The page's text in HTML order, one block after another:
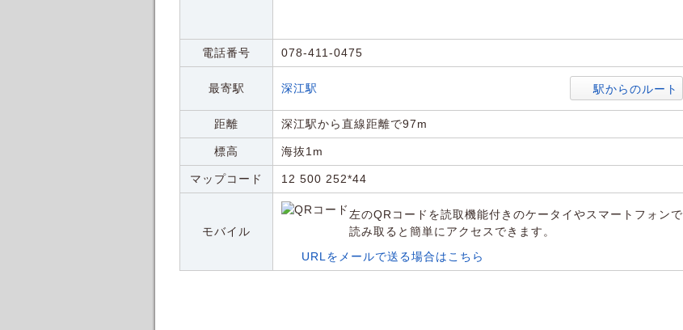
電話番号 078-411-0475
最寄駅 深江駅 駅からのルート
距離 深江駅から直線距離で97m
標高 海抜1m
マップコード 12 500 252*44
モバイル
左のQRコードを読取機能付きのケータイやスマートフォンで
読み取ると簡単にアクセスできます。
URLをメールで送る場合はこちら